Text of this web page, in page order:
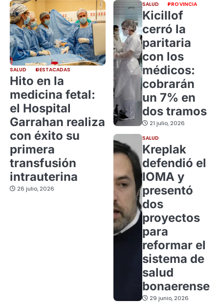
SALUD DESTACADAS
Hito en la
medicina fetal:
el Hospital
Garrahan realiza
con éxito su
primera
transfusión
intrauterina
26 julio, 2026
SALUD PROVINCIA
Kicillof
cerró la
paritaria
con los
médicos:
cobrarán
un 7% en
dos tramos
21 julio, 2026
SALUD
Kreplak
defendió el
IOMA y
presentó
dos
proyectos
para
reformar el
sistema de
salud
bonaerense
29 junio, 2026